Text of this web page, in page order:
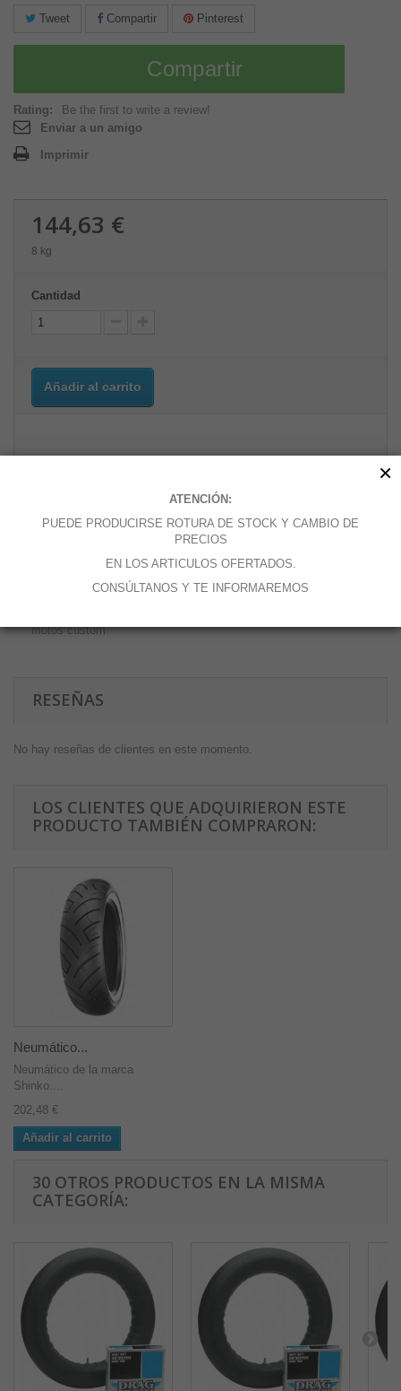
Tweet Compartir Pinterest
Compartir
Rating:
Be the first to write a review!
Enviar a un amigo
Imprimir
144,63 €
8 kg
Cantidad
Añadir al carrito
motos custom.
RESEÑAS
No hay reseñas de clientes en este momento.
LOS CLIENTES QUE ADQUIRIERON ESTE
PRODUCTO TAMBIÉN COMPRARON:
Neumático...
Neumático de la marca
Shinko....
202,48 €
Añadir al carrito
30 OTROS PRODUCTOS EN LA MISMA
CATEGORÍA:
ATENCIÓN:
PUEDE PRODUCIRSE ROTURA DE STOCK Y CAMBIO DE
PRECIOS
EN LOS ARTICULOS OFERTADOS.
CONSÚLTANOS Y TE INFORMAREMOS
×